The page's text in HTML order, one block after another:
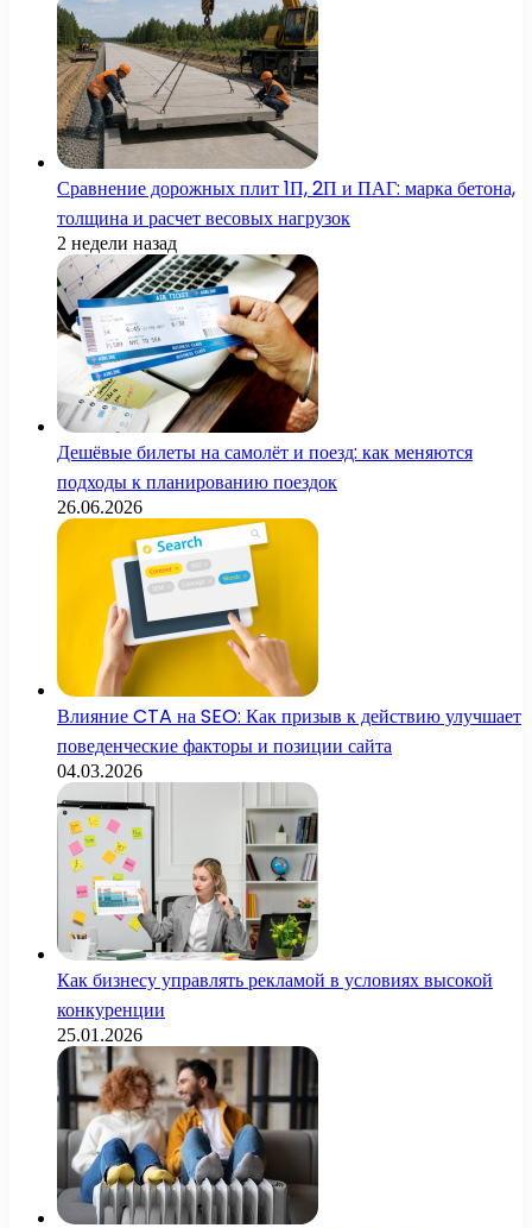
Сравнение дорожных плит 1П, 2П и ПАГ: марка бетона,
толщина и расчет весовых нагрузок
2 недели назад
Дешёвые билеты на самолёт и поезд: как меняются
подходы к планированию поездок
26.06.2026
Влияние CTA на SEO: Как призыв к действию улучшает
поведенческие факторы и позиции сайта
04.03.2026
Как бизнесу управлять рекламой в условиях высокой
конкуренции
25.01.2026